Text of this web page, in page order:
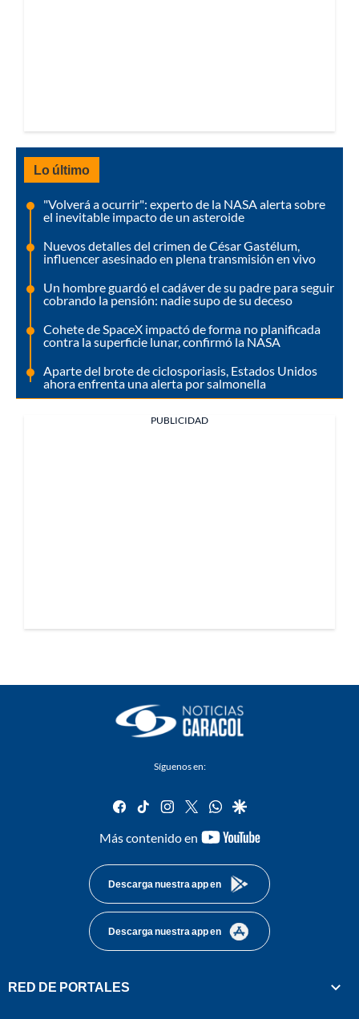
Lo último
"Volverá a ocurrir": experto de la NASA alerta sobre
el inevitable impacto de un asteroide
Nuevos detalles del crimen de César Gastélum,
influencer asesinado en plena transmisión en vivo
Un hombre guardó el cadáver de su padre para seguir
cobrando la pensión: nadie supo de su deceso
Cohete de SpaceX impactó de forma no planificada
contra la superficie lunar, confirmó la NASA
Aparte del brote de ciclosporiasis, Estados Unidos
ahora enfrenta una alerta por salmonella
PUBLICIDAD
Síguenos en:
facebook
tiktok instagram
twitterwhatsapp
google
Más contenido en
youtube-
Descarga nuestra app en
Descarga nuestra app en
RED DE PORTALES